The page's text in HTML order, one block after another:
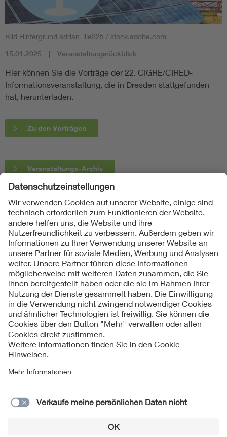
Bild Hintergrund adrian_ilie825 / stock.adobe.com
15.01.2025 Veranstaltungsrückblick
Hier können Sie die Vorträge der 22. CIGRE/CIRED-
Informationsveranstaltung, die in Dresden stattgefunden
hat, herunterladen.
Zu den Vorträgen
Veranstaltungs-Archiv
Folgen Sie uns
Kontakte
Service
Impressum
Datenschutzinformationen
Cookie Hinweise
Lieferantenportal
© 2026 VDE Verband der Elektrotechnik Elektronik